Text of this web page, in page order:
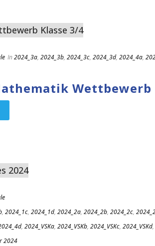
In2024_3a, 2024_3b, 2024_3c, 2024_3d, 2024_4a,
Wettbewerb
, 2024_1c, 2024_1d, 2024_2a, 2024_2b, 2024_2c,
, 2024_VSKa, 2024_VSKb, 2024_VSKc, 2024_VSKd,
2024